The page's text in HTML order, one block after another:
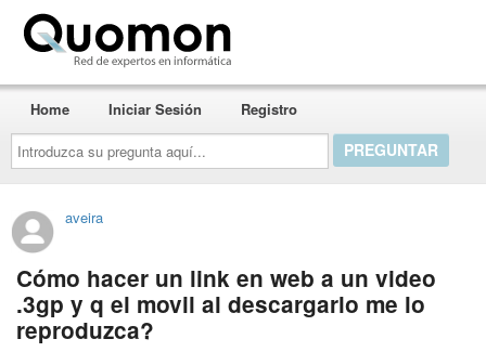
Introduzca
su
pregunta
aquí...
Home Iniciar Sesión Registro
aveira
Cómo hacer un link en web a un video
.3gp y q el movil al descargarlo me lo
reproduzca?